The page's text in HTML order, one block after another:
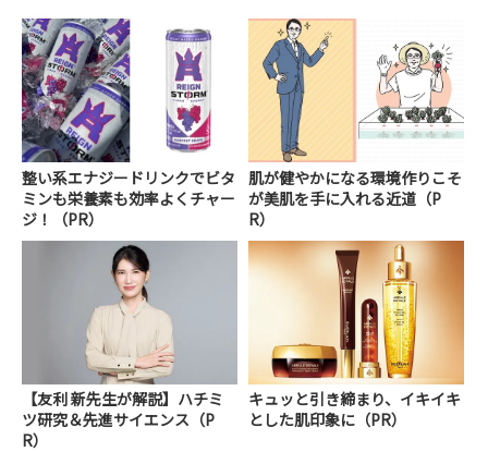
整い系エナジードリンクでビタ
ミンも栄養素も効率よくチャー
ジ！（PR）
肌が健やかになる環境作りこそ
が美肌を手に入れる近道（P
R）
【友利 新先生が解説】ハチミ
ツ研究＆先進サイエンス（P
R）
キュッと引き締まり、イキイキ
とした肌印象に（PR）